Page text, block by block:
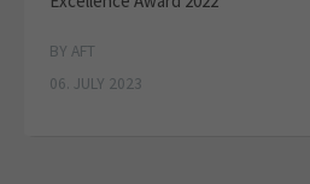
BY AFT
06. JULY 2023